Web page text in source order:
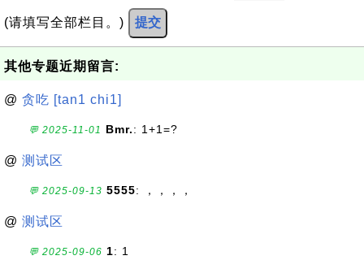
(请填写全部栏目。) 提交
其他专题近期留言:
@ 贪吃 [tan1 chi1]
💬 2025-11-01 Bmr.: 1+1=?
@ 测试区
💬 2025-09-13 5555: ，，，，
@ 测试区
💬 2025-09-06 1: 1